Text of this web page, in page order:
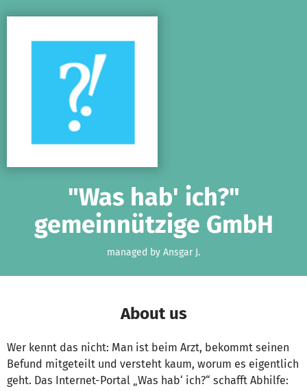
"Was hab' ich?"
gemeinnützige GmbH
managed by Ansgar J.
About us
Wer kennt das nicht: Man ist beim Arzt, bekommt seinen
Befund mitgeteilt und versteht kaum, worum es eigentlich
geht. Das Internet-Portal „Was hab‘ ich?“ schafft Abhilfe: